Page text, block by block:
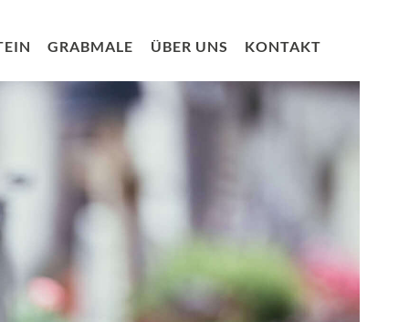
GRABMALE ÜBER UNS KONTAKT